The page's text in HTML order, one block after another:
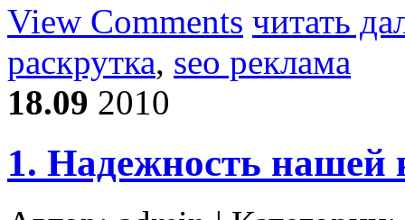
View Comments читать
раскрутка, seo реклама
18.09 2010
1. Надежность нашей